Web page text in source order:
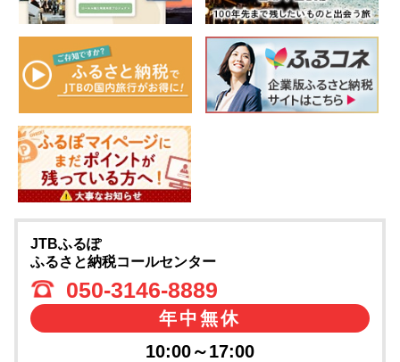
JTBふるぽ
ふるさと納税コールセンター
050-3146-8889
年中無休
10:00～17:00